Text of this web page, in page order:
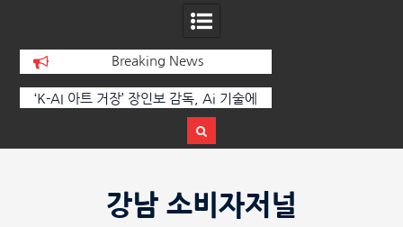
Breaking News
한국·브라질 슈퍼콘서트 올해 열린다
강남 소비자저널